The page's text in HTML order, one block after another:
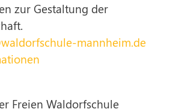
zur Gestaltung der
mannheim.de
Freien Waldorfschule